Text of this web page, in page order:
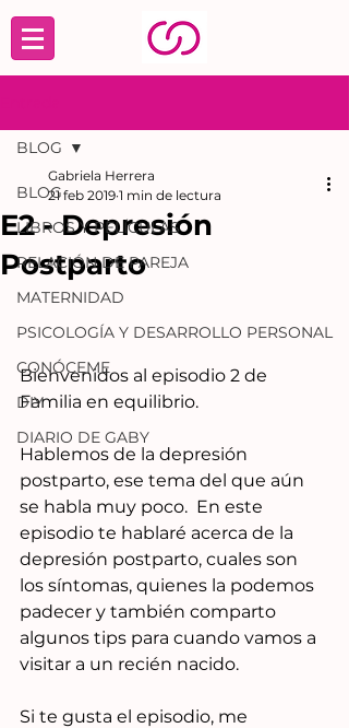
BLOG
LIBROS Y PELÍCULAS
RELACIÓN DE PAREJA
MATERNIDAD
PSICOLOGÍA Y DESARROLLO PERSONAL
CONÓCEME
DIY
DIARIO DE GABY
BLOG
E2 - Depresión
Postparto
Gabriela Herrera
21 feb 2019 1 min de lectura
Bienvenidos al episodio 2 de
Familia en equilibrio.
Hablemos de la depresión
postparto, ese tema del que aún
se habla muy poco.  En este
episodio te hablaré acerca de la
depresión postparto, cuales son
los síntomas, quienes la podemos
padecer y también comparto
algunos tips para cuando vamos a
visitar a un recién nacido.
Si te gusta el episodio, me